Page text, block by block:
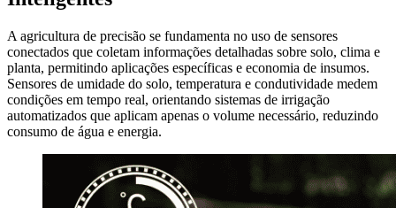
A agricultura de precisão se fundamenta no uso de sensores
conectados que coletam informações detalhadas sobre solo, clima e
planta, permitindo aplicações específicas e economia de insumos.
Sensores de umidade do solo, temperatura e condutividade medem
condições em tempo real, orientando sistemas de irrigação
automatizados que aplicam apenas o volume necessário, reduzindo
consumo de água e energia.